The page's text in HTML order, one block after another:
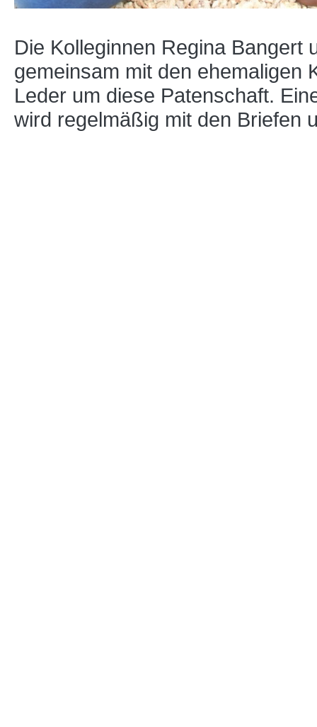
Die Kolleginnen Regina Bangert
gemeinsam mit den ehemaligen
Leder um diese Patenschaft.
wird regelmäßig mit den Briefen